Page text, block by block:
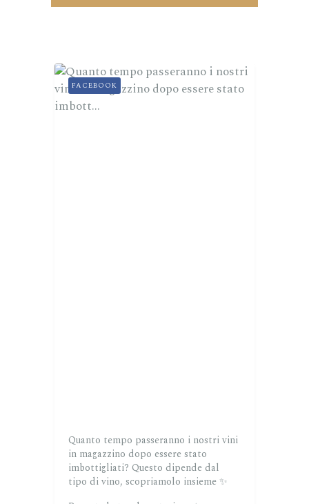
Quanto tempo passeranno i nostri vini
in magazzino dopo essere stato
imbottigliati? Questo dipende dal
tipo di vino, scopriamolo insieme ✨
FACEBOOK